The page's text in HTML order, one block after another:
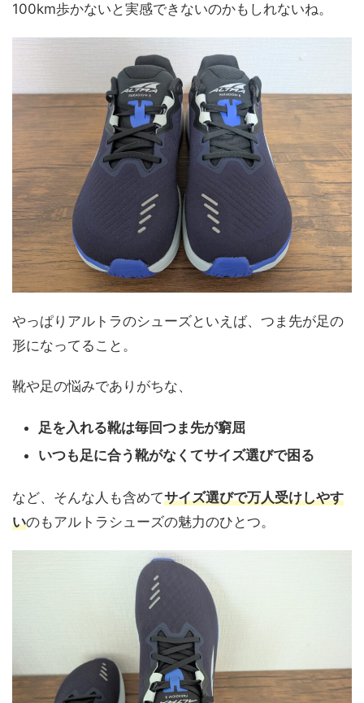
100km歩かないと実感できないのかもしれないね。
やっぱりアルトラのシューズといえば、つま先が足の
形になってること。
靴や足の悩みでありがちな、
足を入れる靴は毎回つま先が窮屈
いつも足に合う靴がなくてサイズ選びで困る
など、そんな人も含めてサイズ選びで万人受けしやす
いのもアルトラシューズの魅力のひとつ。